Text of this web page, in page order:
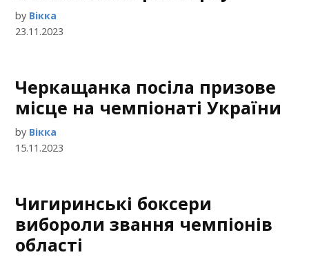
by Вікка
23.11.2023
Черкащанка посіла призове
місце на чемпіонаті України
by Вікка
15.11.2023
Чигиринські боксери
вибороли звання чемпіонів
області